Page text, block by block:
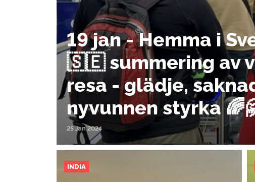
19 jan - Hemma i
🇸🇪 summering av
resa - glädje,
nyvunnen styrka
25 Jan 2024
INDIA